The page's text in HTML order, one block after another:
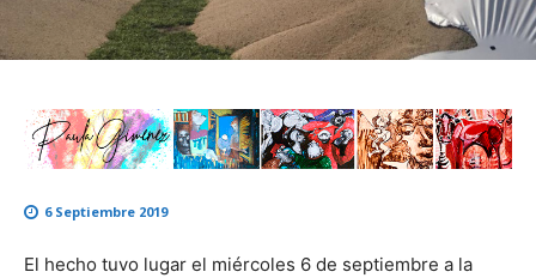
6 Septiembre 2019
El hecho tuvo lugar el miércoles 6 de septiembre a la